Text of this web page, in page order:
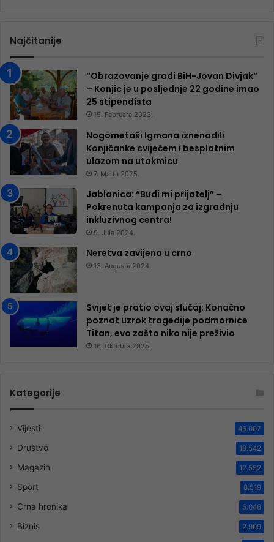
Najčitanije
“Obrazovanje gradi BiH-Jovan Divjak“
– Konjic je u posljednje 22 godine imao
25 ​​stipendista
15. Februara 2023.
Nogometaši Igmana iznenadili
Konjičanke cvijećem i besplatnim
ulazom na utakmicu
7. Marta 2025.
Jablanica: “Budi mi prijatelj” –
Pokrenuta kampanja za izgradnju
inkluzivnog centra!
9. Jula 2024.
Neretva zavijena u crno
13. Augusta 2024.
Svijet je pratio ovaj slučaj: Konačno
poznat uzrok tragedije podmornice
Titan, evo zašto niko nije preživio
16. Oktobra 2025.
Kategorije
Vijesti 46.007
Društvo 18.542
Magazin 12.552
Sport 8.519
Crna hronika 5.046
Biznis 2.909